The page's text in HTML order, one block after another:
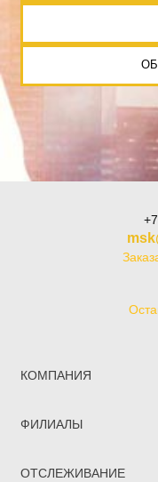
КОМПАНИЯ
ФИЛИАЛЫ
ОТСЛЕЖИВАНИЕ